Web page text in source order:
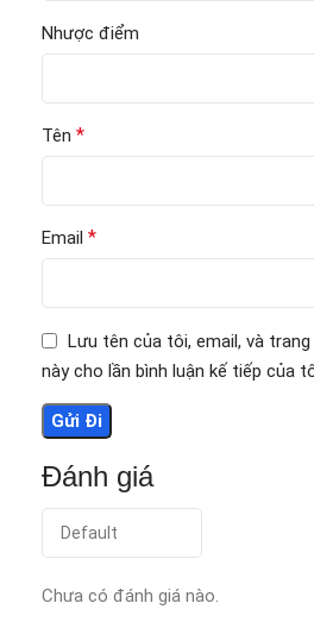
Đánh giá
Chưa có đánh giá nào.
Nhược điểm
Tên *
Email *
Lưu tên của tôi, email, và
này cho lần bình luận kế tiếp của